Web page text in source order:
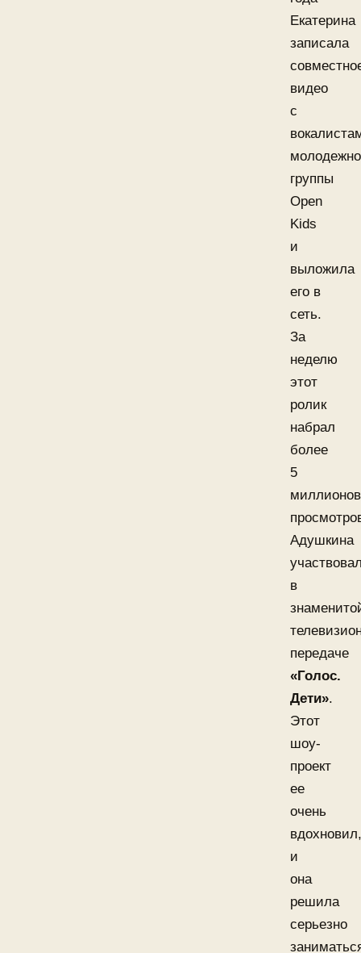
Екатерина
записала
видео
с
группы
Open
Kids
и
выложила
его в
сеть.
За
неделю
этот
ролик
набрал
более
5
миллионов
Адушкина
в
передаче
«Голос.
Дети».
Этот
шоу-
проект
ее
очень
вдохновил,
и
она
решила
серьезно